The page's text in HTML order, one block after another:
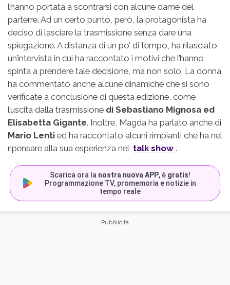
l’hanno portata a scontrarsi con alcune dame del
parterre. Ad un certo punto, però, la protagonista ha
deciso di lasciare la trasmissione senza dare una
spiegazione. A distanza di un po’ di tempo, ha rilasciato
un’intervista in cui ha raccontato i motivi che l’hanno
spinta a prendere tale decisione, ma non solo. La donna
ha commentato anche alcune dinamiche che si sono
verificate a conclusione di questa edizione, come
l’uscita dalla trasmissione di Sebastiano Mignosa ed
Elisabetta Gigante. Inoltre, Magda ha parlato anche di
Mario Lenti ed ha raccontato alcuni rimpianti che ha nel
ripensare alla sua esperienza nel talk show .
Scarica ora la nostra nuova APP, è gratis!
Programmazione TV, promemoria e notizie in
tempo reale